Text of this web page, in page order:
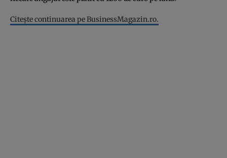
Citeşte continuarea pe BusinessMagazin.ro.